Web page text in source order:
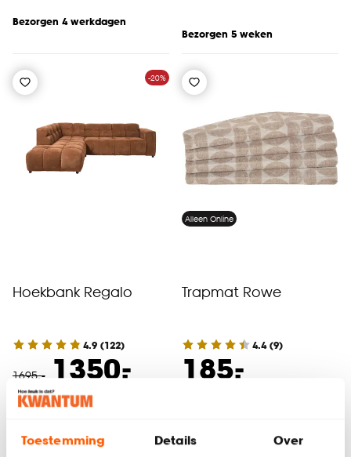
Toestemming Details Over
Bezorgen 4 werkdagen
Bezorgen 5 weken
-20%
Hoekbank Regalo
4.9 (122)
1695.- 1350.
-
Alleen Online
Trapmat Rowe
4.4(9)
185.
-